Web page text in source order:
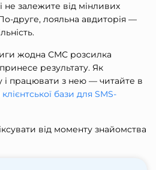
залежите від мінливих
друге, лояльна авдиторія —
жодна СМС розсилка
результату. Як
і працювати з нею — читайте в
бази для SMS-
від моменту знайомства